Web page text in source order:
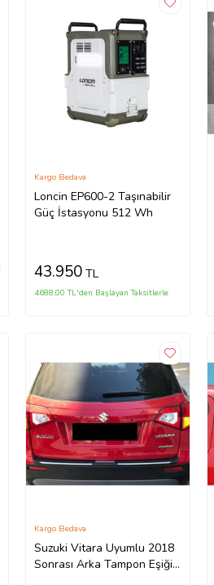
Loncin EP600-2 Taşınabilir
Güç İstasyonu 512 Wh
Kargo Bedava
43.950TL
4688,00 TL'den Başlayan Taksitlerle
Suzuki Vitara Uyumlu 2018
Sonrası Arka Tampon Eşiği
Kargo Bedava